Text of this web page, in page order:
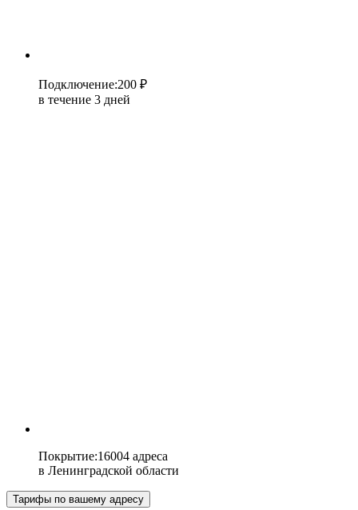
Подключение:200 ₽
в течение 3 дней
Покрытие:16004 адреса
в Ленинградской области
Тарифы по вашему адресу